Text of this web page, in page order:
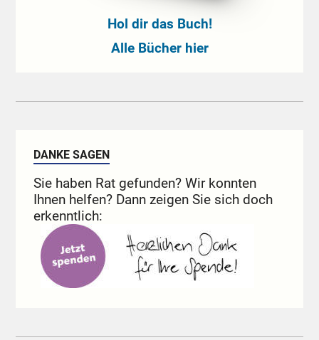
Hol dir das Buch!
Alle Bücher hier
DANKE SAGEN
Sie haben Rat gefunden? Wir konnten
Ihnen helfen? Dann zeigen Sie sich doch
erkenntlich: